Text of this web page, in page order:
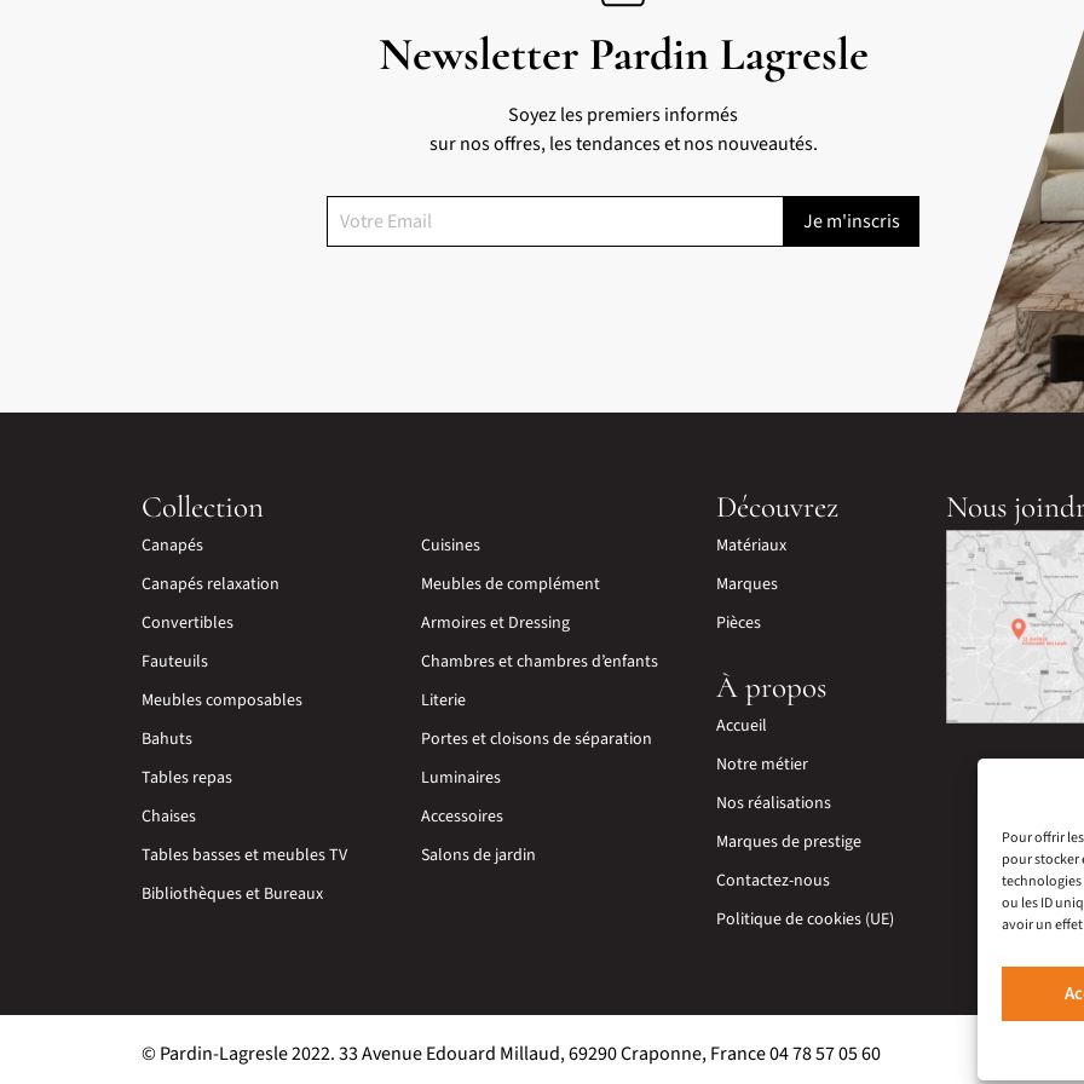
Pour offrir
pour stocker
ou les ID
avoir un
Newsletter Pardin Lagresle
Soyez les premiers informés
sur nos offres, les tendances et nos nouveautés.
Collection
Canapés
Canapés relaxation
Convertibles
Fauteuils
Meubles composables
Bahuts
Tables repas
Chaises
Tables basses et meubles TV
Bibliothèques et Bureaux
Cuisines
Meubles de complément
Armoires et Dressing
Chambres et chambres d’enfants
Literie
Portes et cloisons de séparation
Luminaires
Accessoires
Salons de jardin
Découvrez
Matériaux
Marques
Pièces
À propos
Accueil
Notre métier
Nos réalisations
Marques de prestige
Contactez-nous
Politique de cookies (UE)
Nous
© Pardin-Lagresle 2022. 33 Avenue Edouard Millaud, 69290 Craponne, France 04 78 57 05 60